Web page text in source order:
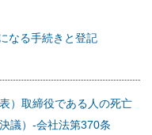
なる手続きと登記
）取締役である人の死亡
議）-会社法第370条